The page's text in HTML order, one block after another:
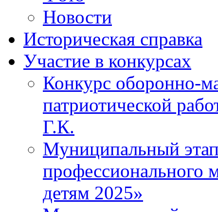
Новости
Историческая справка
Участие в конкурсах
Конкурс оборонно-
патриотической
Г.К.
Муниципальный
профессионального
детям 2025»